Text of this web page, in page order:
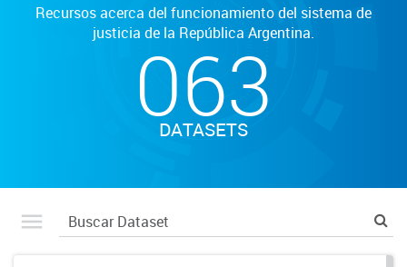
Recursos acerca del funcionamiento del sistema de
justicia de la República Argentina.
063
DATASETS